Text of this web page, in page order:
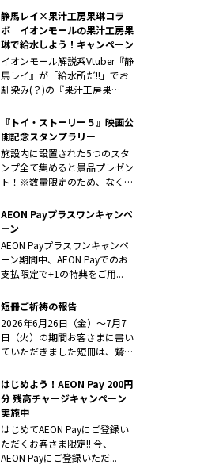
静馬レイ×果汁工房果琳コラ
ボ イオンモールの果汁工房果
琳で給水しよう！キャンペーン
イオンモール解説系Vtuber『静
馬レイ』が「給水所だ!!」でお
馴染み(？)の『果汁工房果
『トイ・ストーリー５』映画公
開記念スタンプラリー
施設内に設置された5つのスタ
ンプ全て集めると景品プレゼン
ト！※数量限定のため、なくな
AEON Payプラスワンキャンペ
ーン
AEON Payプラスワンキャンペ
ーン期間中、AEON Payでのお
支払限定で+1の特典をご用...
短冊ご祈祷の報告
2026年6月26日（金）～7月7
日（火）の期間お客さまに書い
ていただきました短冊は、鷲子
はじめよう！AEON Pay 200円
分 残高チャージキャンペーン
実施中
はじめてAEON Payにご登録い
ただくお客さま限定!! 今、
AEON Payにご登録いただ...